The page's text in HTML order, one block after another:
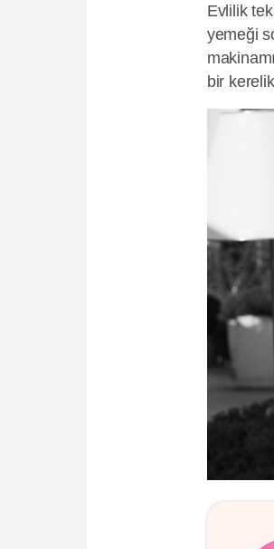
Evlilik
yemeği
bir kerelik